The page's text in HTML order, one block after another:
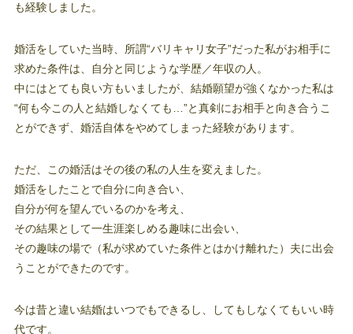
も経験しました。
婚活をしていた当時、所謂“バリキャリ女子”だった私がお相手に
求めた条件は、自分と同じような学歴／年収の人。
中にはとても良い方もいましたが、結婚願望が強くなかった私は
“何も今この人と結婚しなくても…”と真剣にお相手と向き合うこ
とができず、婚活自体をやめてしまった経験があります。
ただ、この婚活はその後の私の人生を変えました。
婚活をしたことで自分に向き合い、
自分が何を望んでいるのかを考え、
その結果として一生涯楽しめる趣味に出会い、
その趣味の場で（私が求めていた条件とはかけ離れた）夫に出会
うことができたのです。
今は昔と違い結婚はいつでもできるし、してもしなくてもいい時
代です。